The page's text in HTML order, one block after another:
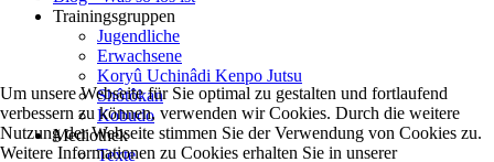
Trainingsgruppen
Jugendliche
Erwachsene
Koryû Uchinâdi Kenpo Jutsu
Shôtôkan
Kobudo
Mediothek
Texte
Um unsere Webseite für Sie optimal zu gestalten und fortlaufend
verbessern zu können, verwenden wir Cookies. Durch die weitere
Nutzung der Webseite stimmen Sie der Verwendung von Cookies zu.
Weitere Informationen zu Cookies erhalten Sie in unserer